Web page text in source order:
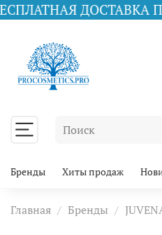
ДОСТАВКА ПО ВСЕЙ
Бренды Хиты продаж
Главная Бренды